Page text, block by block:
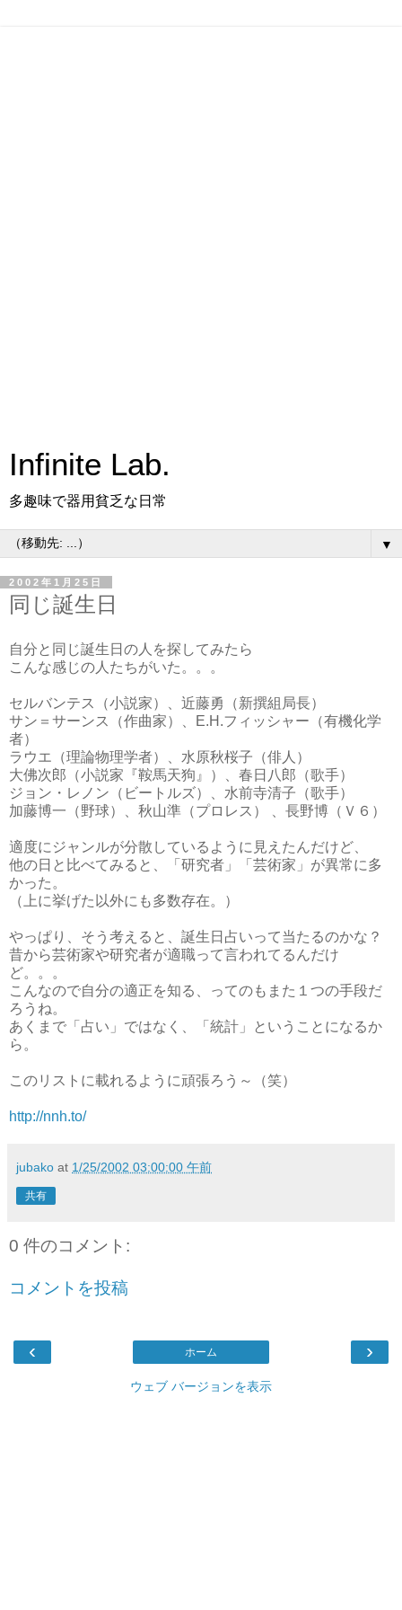
Infinite Lab.
多趣味で器用貧乏な日常
▼
2002年1月25日
同じ誕生日
自分と同じ誕生日の人を探してみたら
こんな感じの人たちがいた。。。
セルバンテス（小説家）、近藤勇（新撰組局長）
サン＝サーンス（作曲家）、E.H.フィッシャー（有機化学
者）
ラウエ（理論物理学者）、水原秋桜子（俳人）
大佛次郎（小説家『鞍馬天狗』）、春日八郎（歌手）
ジョン・レノン（ビートルズ）、水前寺清子（歌手）
加藤博一（野球）、秋山準（プロレス） 、長野博（Ｖ６）
適度にジャンルが分散しているように見えたんだけど、
他の日と比べてみると、「研究者」「芸術家」が異常に多
かった。
（上に挙げた以外にも多数存在。）
やっぱり、そう考えると、誕生日占いって当たるのかな？
昔から芸術家や研究者が適職って言われてるんだけ
ど。。。
こんなので自分の適正を知る、ってのもまた１つの手段だ
ろうね。
あくまで「占い」ではなく、「統計」ということになるか
ら。
このリストに載れるように頑張ろう～（笑）
http://nnh.to/
jubako at 1/25/2002 03:00:00 午前
共有
0 件のコメント:
コメントを投稿
‹ ›
ホーム
ウェブ バージョンを表示